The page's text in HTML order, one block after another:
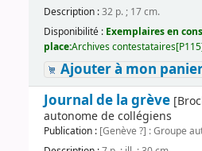
Description :32 p. ; 17 cm.
Disponibilité : Exemplaires en
place:Archives
Ajouter à mon
Journal de la grève
autonome de collégiens
Publication : [Genève ?] : Groupe